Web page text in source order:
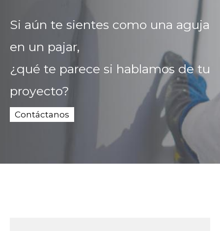
Si aún te sientes como una aguja
en un pajar,
¿qué te parece si hablamos de tu
proyecto?
Contáctanos